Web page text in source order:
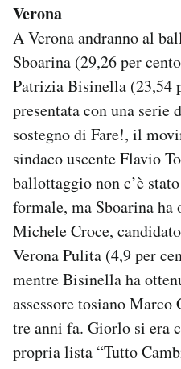
Verona
A Verona andranno al
Sboarina (29,26 per
Patrizia Bisinella (23,54
presentata con una
sostegno di Fare!, il
sindaco uscente Flavio
ballottaggio non c’è
formale, ma Sboarina ha
Michele Croce,
Verona Pulita (4,9 per
mentre Bisinella ha
assessore tosiano
tre anni fa. Giorlo si era
propria lista “Tutto